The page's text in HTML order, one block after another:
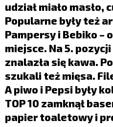
udział miało masło,
Popularne były też
Pampersy i Bebiko –
miejsce. Na 5.
znalazła się kawa.
szukali też mięsa.
A piwo i Pepsi były
TOP 10 zamknął
papier toaletowy i